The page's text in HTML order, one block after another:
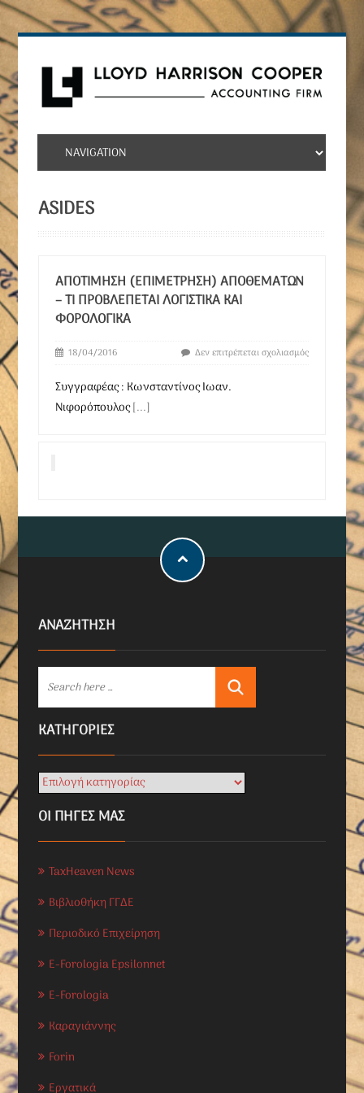
ASIDES
ΑΠΟΤΊΜΗΣΗ (ΕΠΙΜΈΤΡΗΣΗ) ΑΠΟΘΕΜΆΤΩΝ
– ΤΙ ΠΡΟΒΛΈΠΕΤΑΙ ΛΟΓΙΣΤΙΚΆ ΚΑΙ
ΦΟΡΟΛΟΓΙΚΆ
18/04/2016 Δεν επιτρέπεται σχολιασμός
Συγγραφέας : Κωνσταντίνος Ιωαν.
Νιφορόπουλος[...]
ΑΝΑΖΗΤΗΣΗ
KΑΤΗΓΟΡΊΕΣ
ΟΙ ΠΗΓΕΣ ΜΑΣ
TaxHeaven News
Βιβλιοθήκη ΓΓΔΕ
Περιοδικό Επιχείρηση
E-Forologia Epsilonnet
E-Forologia
Καραγιάννης
Forin
Εργατικά